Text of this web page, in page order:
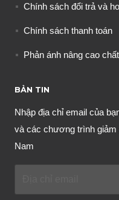
Chính sách đổi trả và
Chính sách thanh toán
Phản ánh nâng cao
BẢN TIN
Nhập địa chỉ email của
và các chương trình giảm
Nam